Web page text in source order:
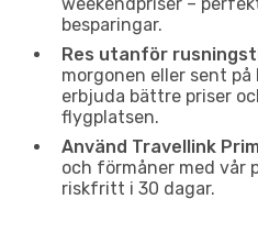
besparingar.
Res utanför
morgonen eller sent
erbjuda bättre priser
flygplatsen.
Använd Travellink
och förmåner med vår
riskfritt i 30 dagar.